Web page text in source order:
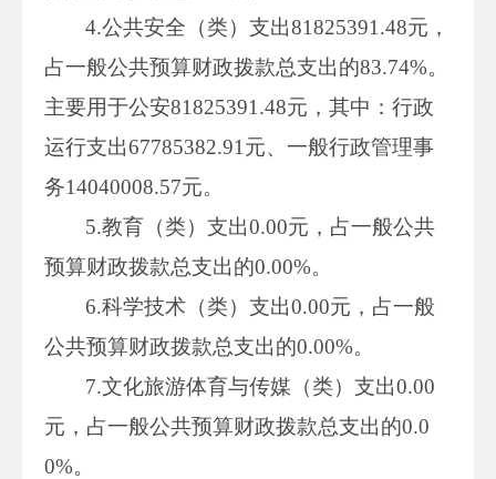
4.公共安全（类）支出81825391.48元，
占一般公共预算财政拨款总支出的83.74%。
主要用于公安81825391.48元，其中：行政
运行支出67785382.91元、一般行政管理事
务14040008.57元。
5.教育（类）支出0.00元，占一般公共
预算财政拨款总支出的0.00%。
6.科学技术（类）支出0.00元，占一般
公共预算财政拨款总支出的0.00%。
7.文化旅游体育与传媒（类）支出0.00
元，占一般公共预算财政拨款总支出的0.0
0%。